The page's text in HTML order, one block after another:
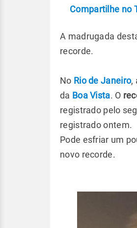
Compartilhe no
A madrugada
recorde.
No Rio de Janeiro,
da Boa Vista. O
registrado pelo
registrado ontem.
Pode esfriar um
novo recorde.